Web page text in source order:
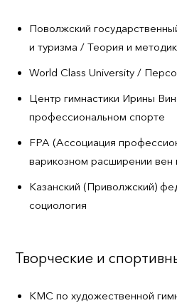
Поволжский
и туризма / Теория и
World Class University /
Центр гимнастики Ирины
профессиональном спорте
FPA (Ассоциация
варикозном расширении вен
Казанский (Приволжский)
социология
Творческие и
КМС по художественной